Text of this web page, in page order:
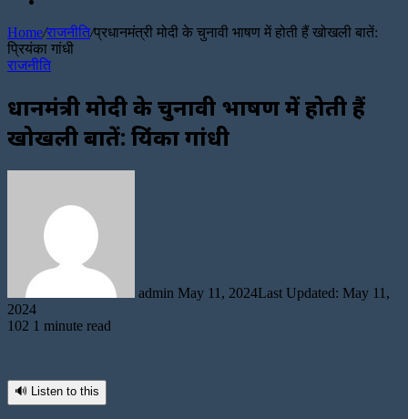
Home/राजनीति/प्रधानमंत्री मोदी के चुनावी भाषण में होती हैं खोखली बातें:
प्रियंका गांधी
राजनीति
प्रधानमंत्री मोदी के चुनावी भाषण में होती हैं
खोखली बातें: प्रियंका गांधी
admin May 11, 2024Last Updated: May 11,
2024
102 1 minute read
🔊 Listen to this